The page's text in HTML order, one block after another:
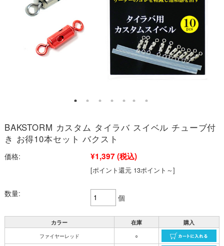
BAKSTORM カスタム タイラバ スイベル チューブ付
き お得10本セット バクスト
価格: ¥1,397(税込)
[ポイント還元 13ポイント～]
数量: 個
カラー 在庫 購入
ファイヤーレッド ○